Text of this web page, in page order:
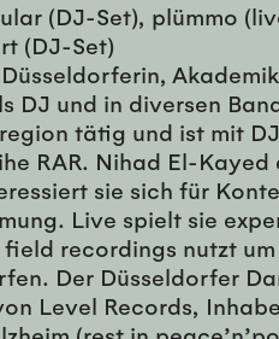
(DJ-Set), plümmo
(DJ-Set)
DJ und in diversen
tätig und ist mit
RAR. Nihad El-
sie sich für
Live spielt sie
field recordings nutzt
Der Düsseldorfer
Level Records,